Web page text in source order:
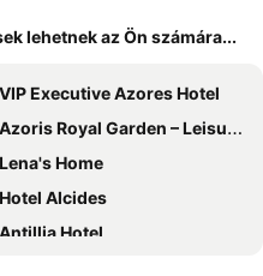
lehetnek az Ön számára...
VIP Executive Azores Hotel
Azoris Royal Garden – Leisure & Conference Hotel
Lena's Home
Hotel Alcides
Antillia Hotel